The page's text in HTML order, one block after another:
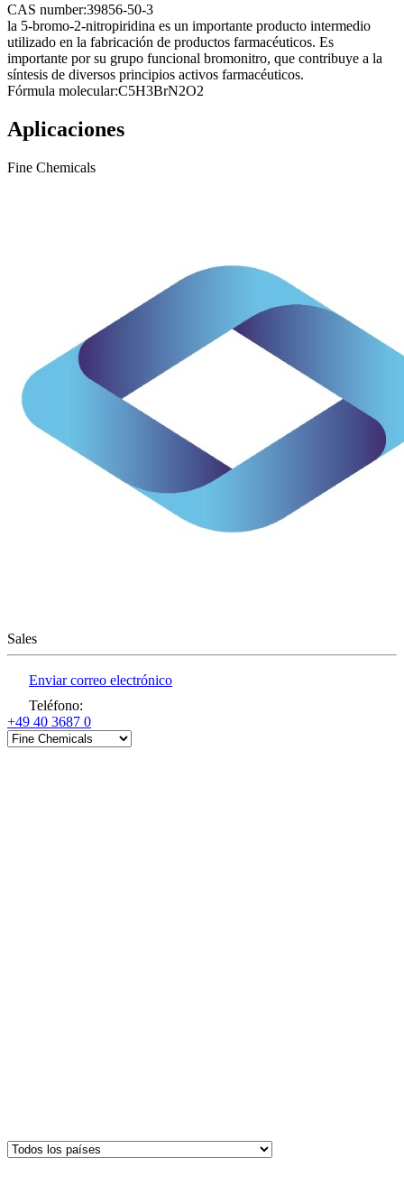
CAS number:39856-50-3
la 5-bromo-2-nitropiridina es un importante producto intermedio
utilizado en la fabricación de productos farmacéuticos. Es
importante por su grupo funcional bromonitro, que contribuye a la
síntesis de diversos principios activos farmacéuticos.
Fórmula molecular:C5H3BrN2O2
Aplicaciones
Fine Chemicals
Sales
Enviar correo electrónico
Teléfono:
+49 40 3687 0